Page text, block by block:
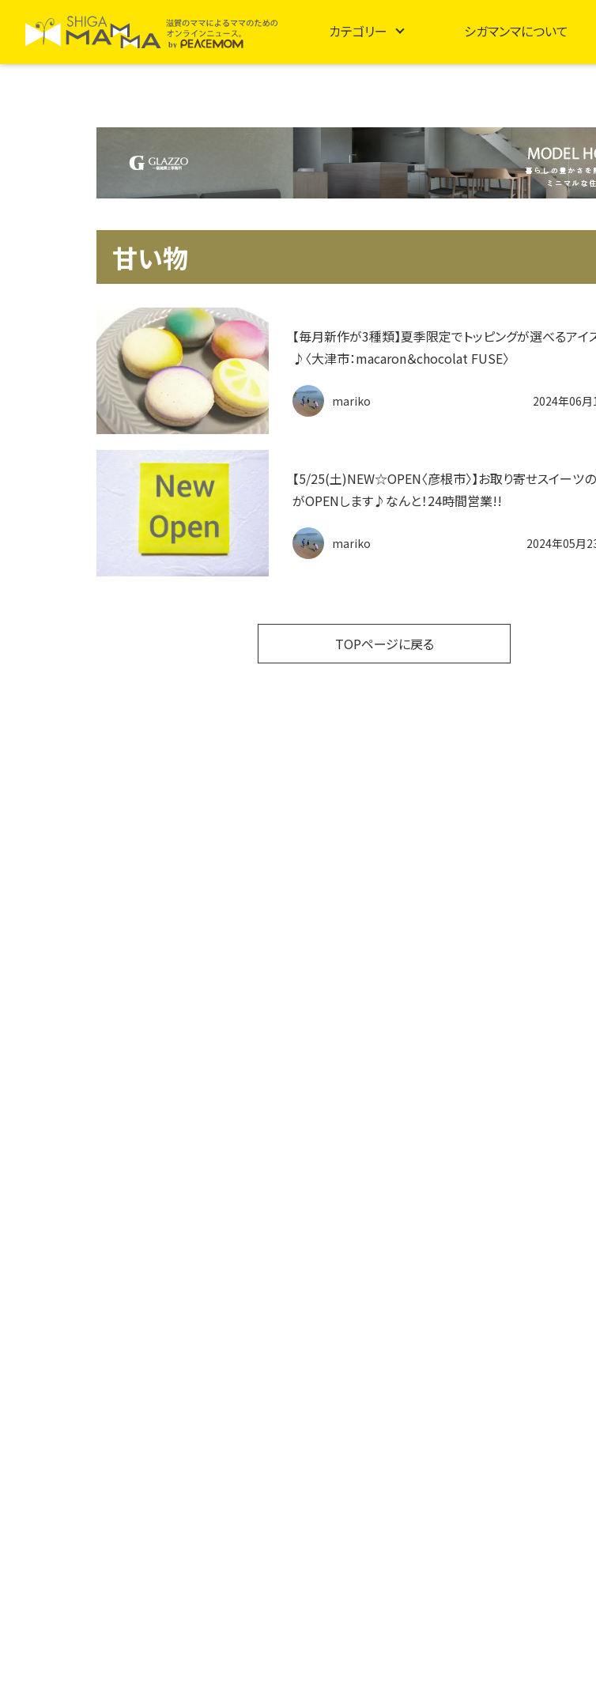
カテゴリー シガマンマについて
甘い物
【毎月新作が3種類】夏季限定でトッピングが選べるアイ
♪〈大津市：macaron＆chocolat FUSE〉
mariko 2024年06月
【5/25(土)NEW☆OPEN〈彦根市〉】お取り寄せスイーツ
がOPENします♪なんと！24時間営業!!
mariko 2024年05月
TOPページに戻る